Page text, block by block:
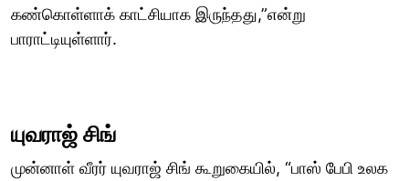
கண்கொள்ளாக் காட்சியாக இருந்தது,”என்று
பாராட்டியுள்ளார்.
யுவராஜ் சிங்
முன்னாள் வீரர் யுவராஜ் சிங் கூறுகையில், “பாஸ் பேபி உலக